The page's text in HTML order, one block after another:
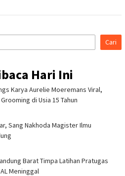
Cari
Hari Ini
Karya Aurelie Moeremans Viral,
di Usia 15 Tahun
Sang Nakhoda Magister Ilmu
Barat Timpa Latihan Pra­tugas
Meninggal